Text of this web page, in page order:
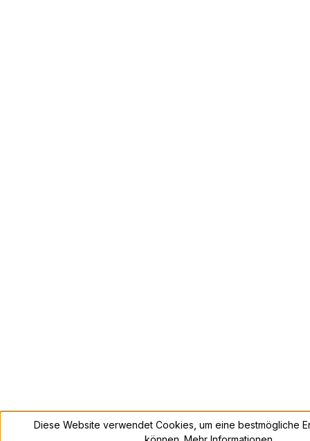
Diese Website verwendet Cookies, um eine bestmögliche